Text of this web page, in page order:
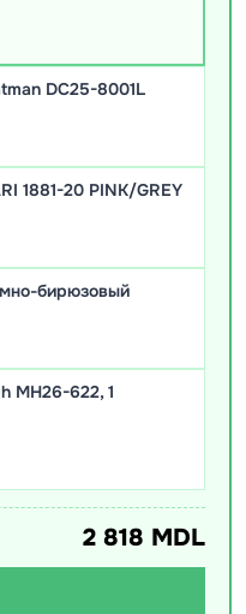
DC25-8001L
1881-20 PINK/GREY
бирюзовый
MH26-622, 1
2 818 MDL